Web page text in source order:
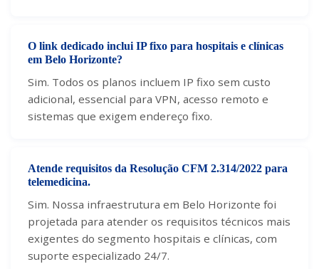
O link dedicado inclui IP fixo para hospitais e clínicas
em Belo Horizonte?
Sim. Todos os planos incluem IP fixo sem custo
adicional, essencial para VPN, acesso remoto e
sistemas que exigem endereço fixo.
Atende requisitos da Resolução CFM 2.314/2022 para
telemedicina.
Sim. Nossa infraestrutura em Belo Horizonte foi
projetada para atender os requisitos técnicos mais
exigentes do segmento hospitais e clínicas, com
suporte especializado 24/7.